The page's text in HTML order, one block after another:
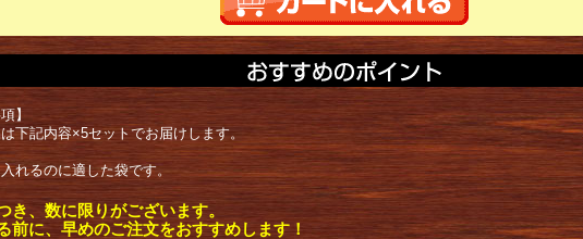
】
下記内容×5セットでお届けします。
れるのに適した袋です。
き、数に限りがございます。
前に、早めのご注文をおすすめします！